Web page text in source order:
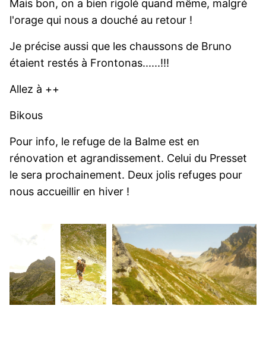
Mais bon, on a bien rigolé quand même, malgré
l'orage qui nous a douché au retour !
Je précise aussi que les chaussons de Bruno
étaient restés à Frontonas......!!!
Allez à ++
Bikous
Pour info, le refuge de la Balme est en
rénovation et agrandissement. Celui du Presset
le sera prochainement. Deux jolis refuges pour
nous accueillir en hiver !